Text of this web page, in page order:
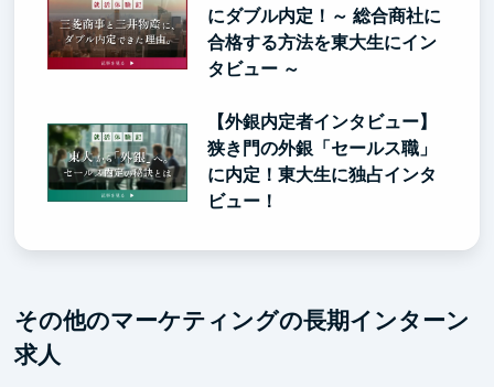
にダブル内定！～ 総合商社に
合格する方法を東大生にイン
タビュー ～
【外銀内定者インタビュー】
狭き門の外銀「セールス職」
に内定！東大生に独占インタ
ビュー！
その他のマーケティングの長期インターン
求人